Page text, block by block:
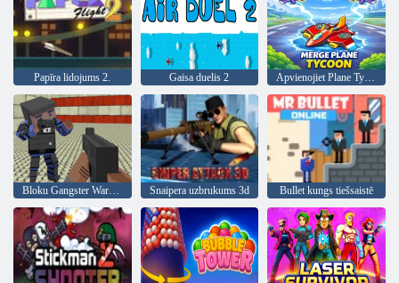
Papīra lidojums 2. Gaisa duelis 2
Bloku Gangster Warfare Snaipera uzbrukums 3d Bullet kungs tiešsaistē